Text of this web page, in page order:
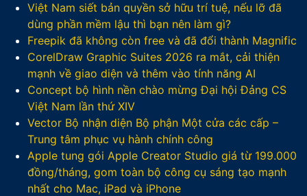
Việt Nam siết bản quyền sở hữu trí tuệ, nếu lỡ đã
dùng phần mềm lậu thì bạn nên làm gì?
Freepik đã không còn free và đã đổi thành Magnific
CorelDraw Graphic Suites 2026 ra mắt, cải thiện
mạnh về giao diện và thêm vào tính năng AI
Concept bộ hình nền chào mừng Đại hội Đảng CS
Việt Nam lần thứ XIV
Vector Bộ nhận diện Bộ phận Một cửa các cấp –
Trung tâm phục vụ hành chính công
Apple tung gói Apple Creator Studio giá từ 199.000
đồng/tháng, gom toàn bộ công cụ sáng tạo mạnh
nhất cho Mac, iPad và iPhone